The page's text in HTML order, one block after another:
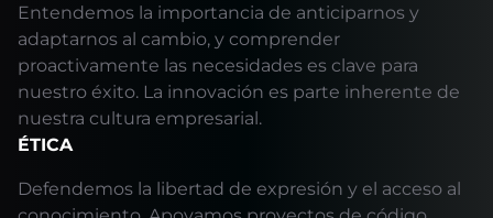
Entendemos la importancia de anticiparnos y
adaptarnos al cambio, y comprender
proactivamente las necesidades es clave para
nuestro éxito. La innovación es parte inherente de
nuestra cultura empresarial.
ÉTICA
Defendemos la libertad de expresión y el acceso al